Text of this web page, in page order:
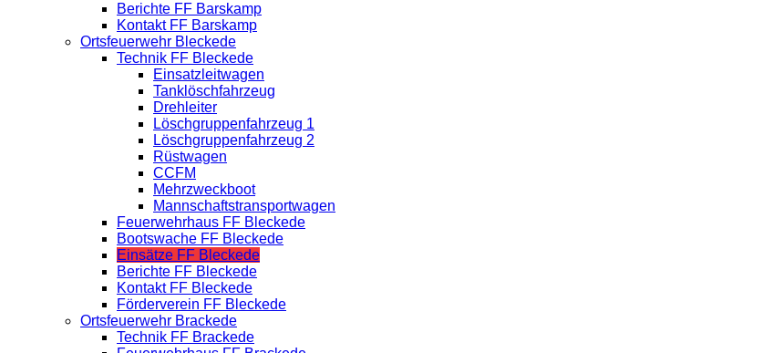
Berichte FF Barskamp
Kontakt FF Barskamp
Ortsfeuerwehr Bleckede
Technik FF Bleckede
Einsatzleitwagen
Tanklöschfahrzeug
Drehleiter
Löschgruppenfahrzeug 1
Löschgruppenfahrzeug 2
Rüstwagen
CCFM
Mehrzweckboot
Mannschaftstransportwagen
Feuerwehrhaus FF Bleckede
Bootswache FF Bleckede
Einsätze FF Bleckede
Berichte FF Bleckede
Kontakt FF Bleckede
Förderverein FF Bleckede
Ortsfeuerwehr Brackede
Technik FF Brackede